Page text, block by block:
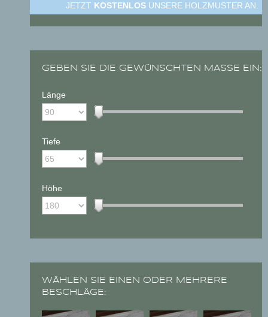
JETZT KOSTENLOS UNSERE HOLZMUSTER AN.
GEBEN SIE DIE GEWÜNSCHTEN MASSE EIN:
Länge
Tiefe
Höhe
WÄHLEN SIE EINEN ODER MEHRERE
BESCHLÄGE: